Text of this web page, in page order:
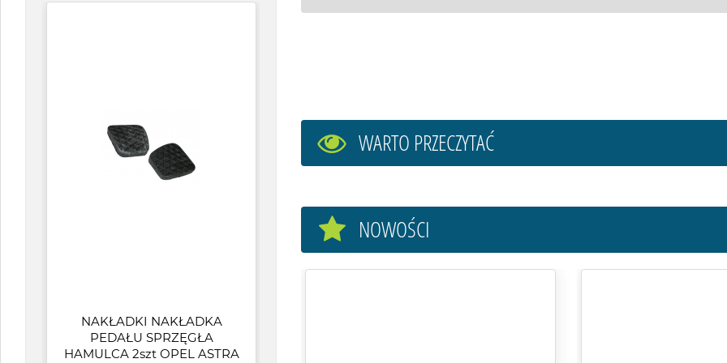
NAKŁADKI NAKŁADKA
PEDAŁU SPRZĘGŁA
HAMULCA 2szt OPEL ASTRA
WARTO PRZECZYTAĆ
NOWOŚCI